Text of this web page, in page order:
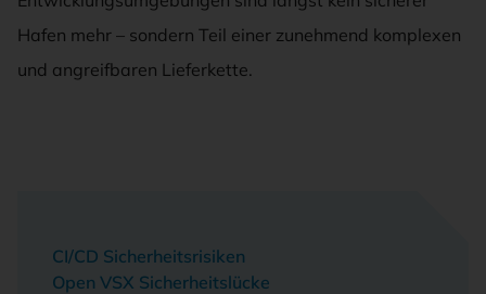
Hafen mehr – sondern Teil einer zunehmend komplexen
und angreifbaren Lieferkette.
CI/CD Sicherheitsrisiken
Open VSX Sicherheitslücke